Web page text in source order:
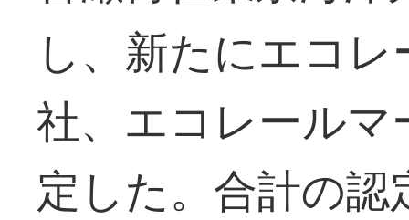
し、新たにエコ
社、エコレール
定した。合計の